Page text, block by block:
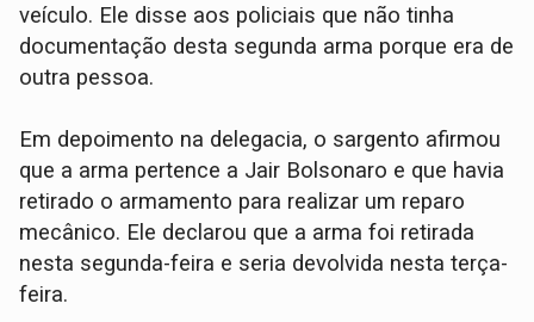
veículo. Ele disse aos policiais que não tinha
documentação desta segunda arma porque era de
outra pessoa.
Em depoimento na delegacia, o sargento afirmou
que a arma pertence a Jair Bolsonaro e que havia
retirado o armamento para realizar um reparo
mecânico. Ele declarou que a arma foi retirada
nesta segunda-feira e seria devolvida nesta terça-
feira.